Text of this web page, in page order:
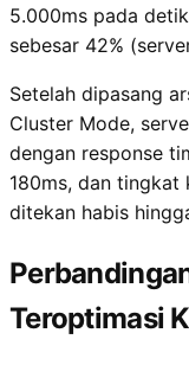
5.000ms pada
sebesar 42%
Setelah dipasang
Cluster Mode,
dengan response
180ms, dan tingkat
ditekan habis
Teroptimasi